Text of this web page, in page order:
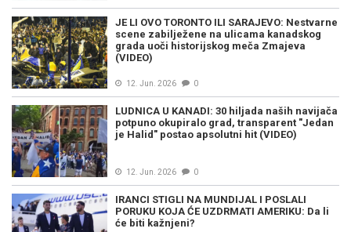
JE LI OVO TORONTO ILI SARAJEVO: Nestvarne
scene zabilježene na ulicama kanadskog
grada uoči historijskog meča Zmajeva
(VIDEO)
12. Jun. 2026 0
LUDNICA U KANADI: 30 hiljada naših navijača
potpuno okupiralo grad, transparent "Jedan
je Halid" postao apsolutni hit (VIDEO)
12. Jun. 2026 0
IRANCI STIGLI NA MUNDIJAL I POSLALI
PORUKU KOJA ĆE UZDRMATI AMERIKU: Da li
će biti kažnjeni?